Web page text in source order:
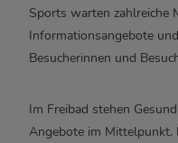
Sports warten zahlreiche
Informationsangebote
Besucherinnen und
Im Freibad stehen
Angebote im Mittelpunkt.